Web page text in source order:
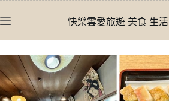
至
容
快樂雲愛旅遊 美食 生活